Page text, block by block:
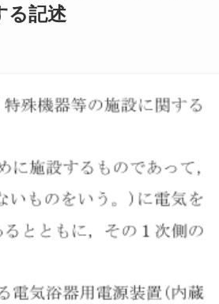
る記述